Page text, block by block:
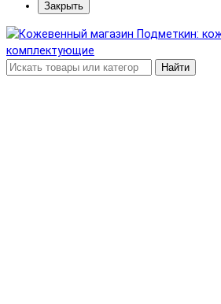
Закрыть
Найти